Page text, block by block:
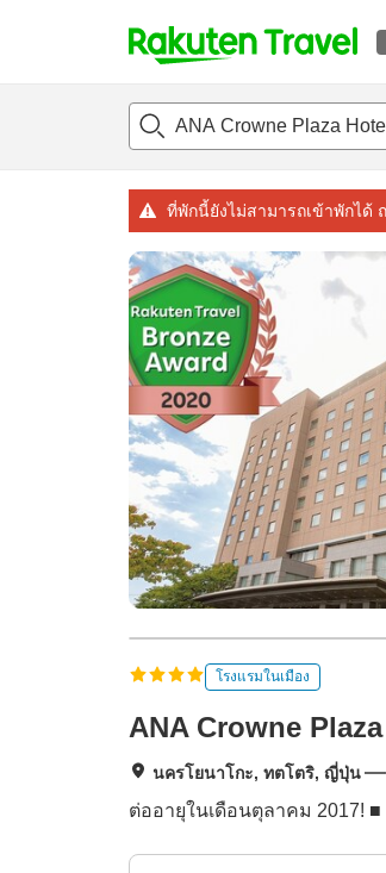
t
p
_
s
e
a
r
c
h
ที่พักนี้ยังไม่สามารถเข้าพักไ
แนะนำที่พัก ห้องพักและแพลนพักรีวิว
โรงแรมในเมือง
ANA Crowne
นครโยนาโกะ, ทตโตริ, ญี่ปุ่น
ต่ออายุในเดือนตุลาคม 2017!